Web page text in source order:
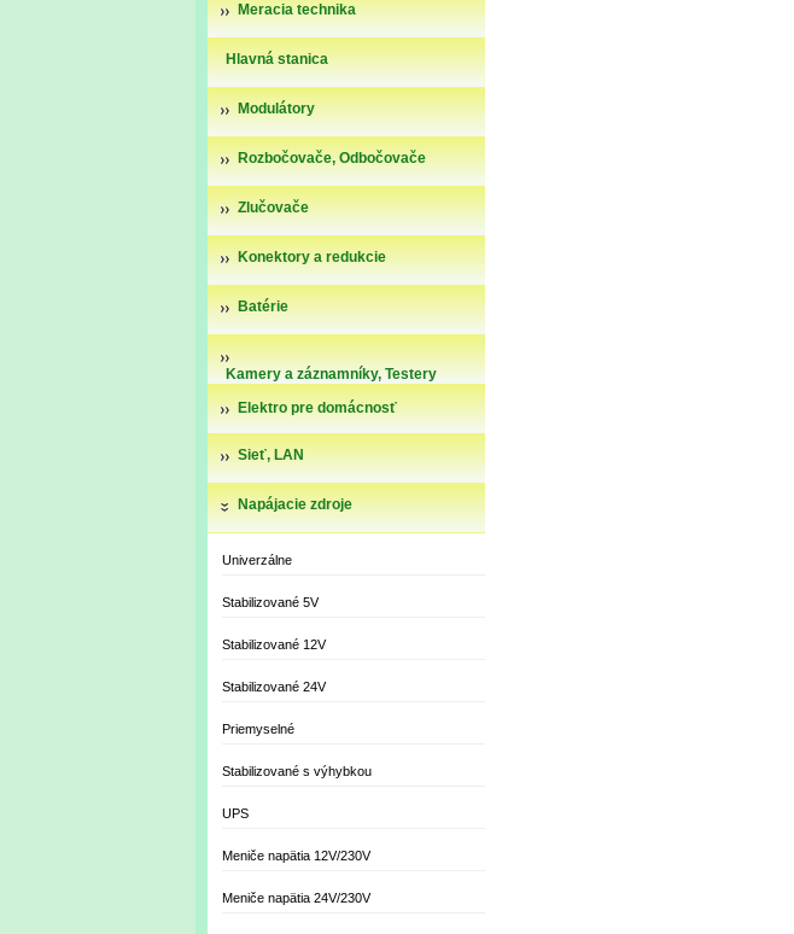
Meracia technika
Hlavná stanica
Modulátory
Rozbočovače, Odbočovače
Zlučovače
Konektory a redukcie
Batérie
Kamery a záznamníky, Testery
Elektro pre domácnosť
Sieť, LAN
Napájacie zdroje
Univerzálne
Stabilizované 5V
Stabilizované 12V
Stabilizované 24V
Priemyselné
Stabilizované s výhybkou
UPS
Meniče napätia 12V/230V
Meniče napätia 24V/230V